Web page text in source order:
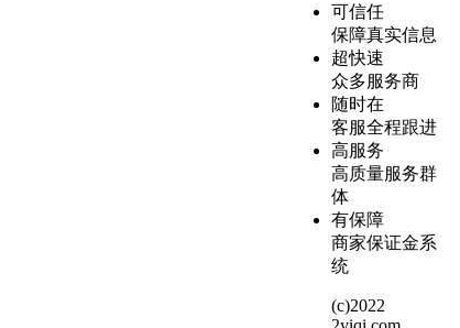
可信任
保障真实信息
超快速
众多服务商
随时在
客服全程跟进
高服务
高质量服务群
体
有保障
商家保证金系
统
(c)2022